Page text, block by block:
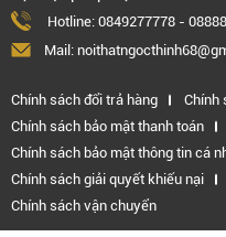
Hotline: 0849277778 -
Mail:
Chính sách đổi trả hàng
Chính
Chính sách bảo mật thanh toán
Chính sách bảo mật thông tin cá
Chính sách giải quyết khiếu nại
Chính sách vận chuyển